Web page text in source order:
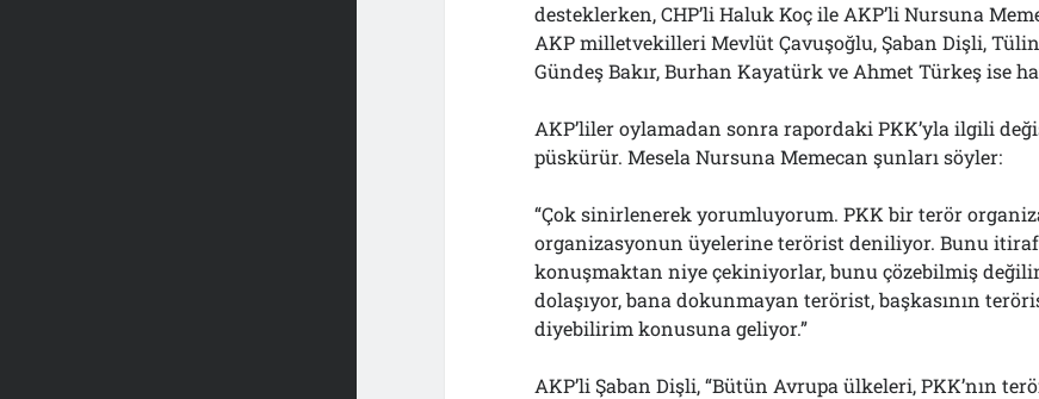
desteklerken, CHP’li Haluk Koç ile AKP’li Nursuna
AKP milletvekilleri Mevlüt Çavuşoğlu, Şaban Dişli,
Gündeş Bakır, Burhan Kayatürk ve Ahmet Türkeş ise
AKP’liler oylamadan sonra rapordaki PKK’yla ilgili
püskürür. Mesela Nursuna Memecan şunları söyler:
“Çok sinirlenerek yorumluyorum. PKK bir terör
organizasyonun üyelerine terörist deniliyor. Bunu
konuşmaktan niye çekiniyorlar, bunu çözebilmiş
dolaşıyor, bana dokunmayan terörist, başkasının
diyebilirim konusuna geliyor.”
AKP’li Şaban Dişli, “Bütün Avrupa ülkeleri, PKK’nın